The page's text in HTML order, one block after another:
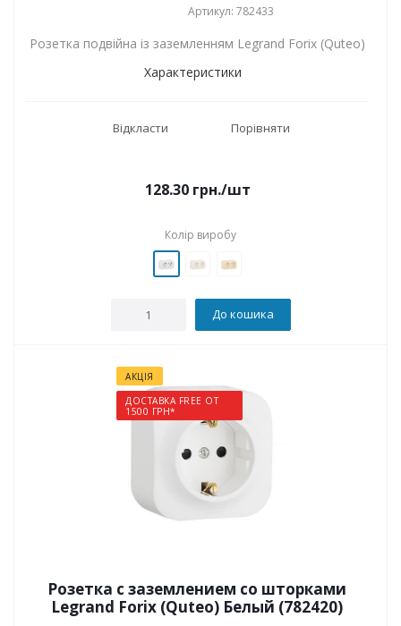
Артикул: 782433
Розетка подвійна із заземленням Legrand Forix (Quteo)
Характеристики
Відкласти Порівняти
128.30грн./шт
Колір виробу
До кошика
АКЦІЯ
ДОСТАВКА FREE ОТ
1500 ГРН*
Розетка с заземлением со шторками
Legrand Forix (Quteo) Белый (782420)